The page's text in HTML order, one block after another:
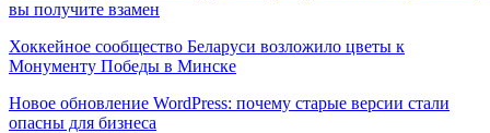
вы получите взамен
Хоккейное сообщество Беларуси возложило цветы к
Монументу Победы в Минске
Новое обновление WordPress: почему старые версии стали
опасны для бизнеса